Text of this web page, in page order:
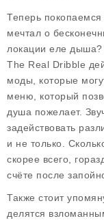
Теперь
мечтал о
локации еле
The Real Dribble
моды, которые
меню, который
душа пожелает.
задействовать
и не только.
скорее всего,
счёте после
Также стоит
делятся